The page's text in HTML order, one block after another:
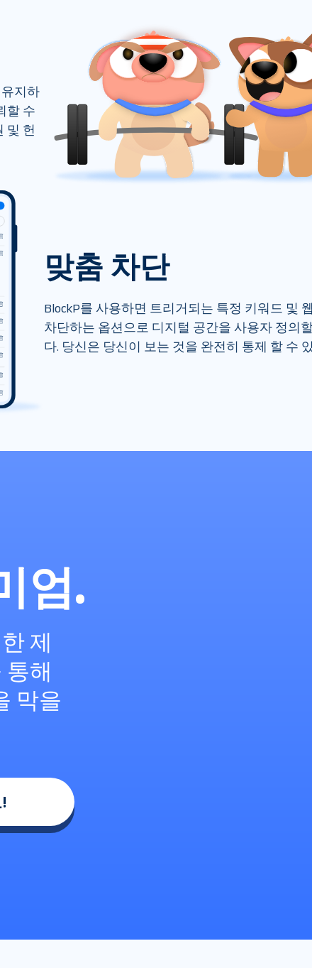
지하
할 수
및 헌
맞춤 차단
BlockP를 사용하면 트리거되는 특정 키워드 및
차단하는 옵션으로 디지털 공간을 사용자 정의
다. 당신은 당신이 보는 것을 완전히 통제 할 수
엄.
제
통해
막을